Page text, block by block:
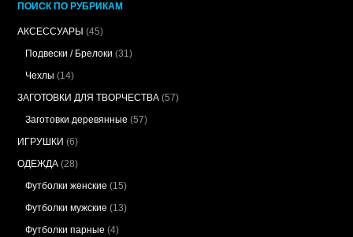
ПОИСК ПО РУБРИКАМ
АКСЕССУАРЫ (45)
Подвески / Брелоки (31)
Чехлы (14)
ЗАГОТОВКИ ДЛЯ ТВОРЧЕСТВА (57)
Заготовки деревянные (57)
ИГРУШКИ (6)
ОДЕЖДА (28)
Футболки женские (15)
Футболки мужские (13)
Футболки парные (4)